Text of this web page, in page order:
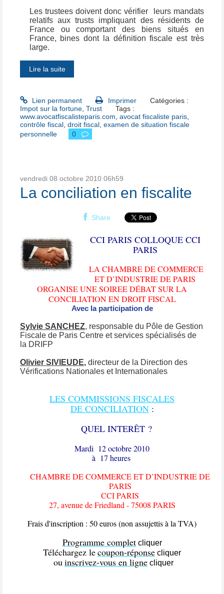
Les trustees doivent donc vérifier
leurs mandats
relatifs aux trusts impliquant des résidents de
France ou comportant des biens situés en
France, bines dont la définition fiscale est très
large.
Lire la suite
Lien permanent Imprimer
Catégories :
Impot sur la fortune Trust
Tags :
www.avocatfiscalisteparis.com avocat fiscaliste paris
contrôle fiscal droit fiscal examen de situation fiscale
personnelle
0
vendredi 08 octobre 2010 06h59
La conciliation en fiscalite
Share
CCI PARIS COLLOQUE CCI
PARIS
LA CHAMBRE DE COMMERCE
ET D’INDUSTRIE DE PARIS
ORGANISE UNE SOIREE DÉBAT SUR LA
CONCILIATION EN DROIT FISCAL
Avec la participation de
Sylvie SANCHEZ, responsable du Pôle de Gestion
Fiscale de Paris Centre et services spécialisés de
la DRIFP
Olivier SIVIEUDE, directeur de la Direction des
Vérifications Nationales et Internationales
LES COMMISSIONS FISCALES
DE CONCILIATION:
QUEL INTERÊT ?
Mardi 12 octobre 2010
à 17 heures
CHAMBRE DE COMMERCE ET D’INDUSTRIE DE
PARIS
CCI PARIS
27, avenue de Friedland - 75008 PARIS
Frais d'inscription : 50 euros (non assujettis à la TVA)
Programme completcliquer
Téléchargez lecoupon-réponse cliquer
ouinscrivez-vous en ligne cliquer